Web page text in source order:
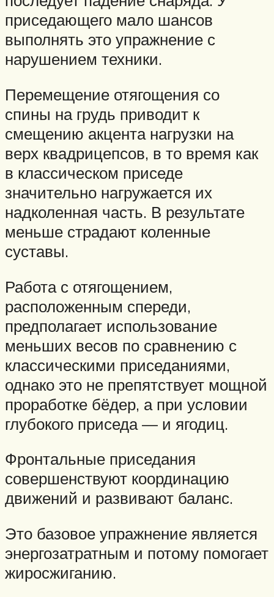
приседающего мало шансов
выполнять это упражнение с
нарушением техники.
Перемещение отягощения со
спины на грудь приводит к
смещению акцента нагрузки на
верх квадрицепсов, в то время как
в классическом приседе
значительно нагружается их
надколенная часть. В результате
меньше страдают коленные
суставы.
Работа с отягощением,
расположенным спереди,
предполагает использование
меньших весов по сравнению с
классическими приседаниями,
однако это не препятствует мощной
проработке бёдер, а при условии
глубокого приседа — и ягодиц.
Фронтальные приседания
совершенствуют координацию
движений и развивают баланс.
Это базовое упражнение является
энергозатратным и потому помогает
жиросжиганию.